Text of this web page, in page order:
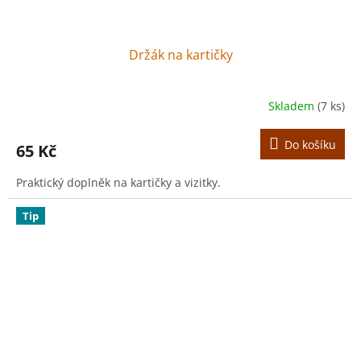
Držák na kartičky
Skladem (7 ks)
65 Kč Do košíku
Praktický doplněk na kartičky a vizitky.
Tip